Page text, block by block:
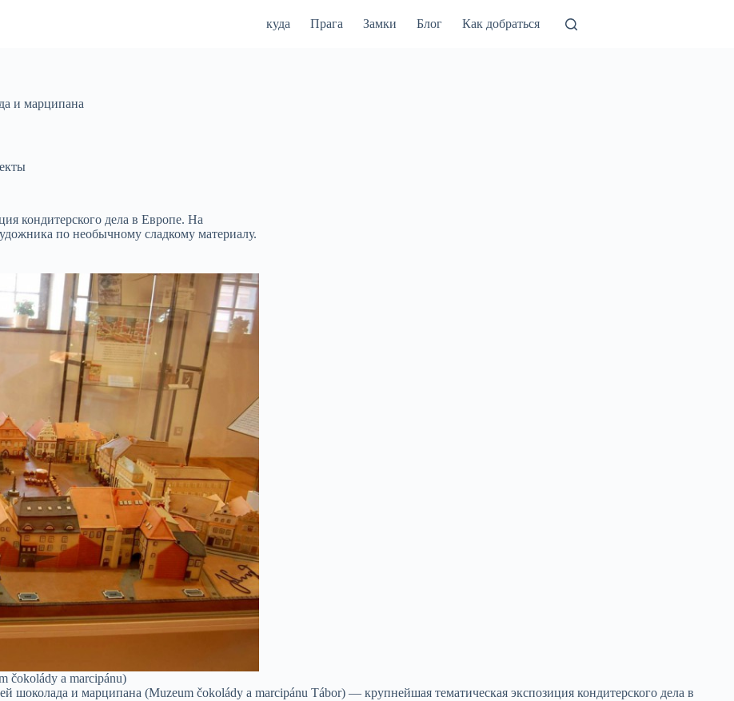
куда Прага Замки Блог Как добраться
и марципана
кондитерского дела в Европе. На
по необычному сладкому материалу.
čokolády a marcipánu)
шоколада и марципана (Muzeum čokolády a marcipánu Tábor) — крупнейшая тематическая экспозиция кондитерского дела в